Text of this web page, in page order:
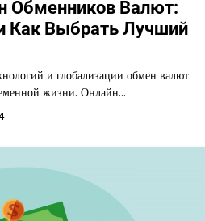
Обменников Валют:
Как Выбрать Лучший
и глобализации обмен валют
жизни. Онлайн…